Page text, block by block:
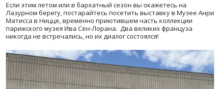
Если этим летом или в бархатный сезон вы окажетесь на
Лазурном берегу, постарайтесь посетить выставку в Музее Анри
Матисса в Ницце, временно приютившем часть коллекции
парижского музея Ива Сен-Лорана. Два великих француза
никогда не встречались, но их диалог состоялся!